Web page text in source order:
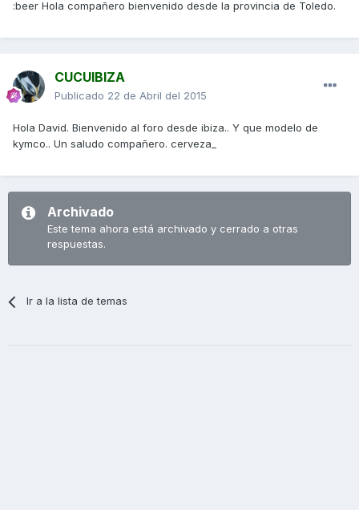
:beer Hola compañero bienvenido desde la provincia de Toledo.
CUCUIBIZA
Publicado 22 de Abril del 2015
Hola David. Bienvenido al foro desde ibiza.. Y que modelo de
kymco.. Un saludo compañero. cerveza_
Archivado
Este tema ahora está archivado y cerrado a otras
respuestas.
Ir a la lista de temas